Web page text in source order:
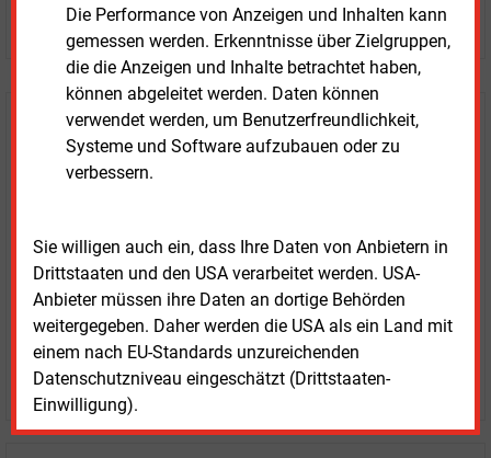
Die Performance von Anzeigen und Inhalten kann
gemessen werden. Erkenntnisse über Zielgruppen,
die die Anzeigen und Inhalte betrachtet haben,
können abgeleitet werden. Daten können
verwendet werden, um Benutzerfreundlichkeit,
Systeme und Software aufzubauen oder zu
verbessern.
Sie willigen auch ein, dass Ihre Daten von Anbietern in
Drittstaaten und den USA verarbeitet werden. USA-
Anbieter müssen ihre Daten an dortige Behörden
weitergegeben. Daher werden die USA als ein Land mit
einem nach EU-Standards unzureichenden
Datenschutzniveau eingeschätzt (Drittstaaten-
Einwilligung).
JETZT KOSTENLOS TESTEN
Login für Kunden
LOGIN